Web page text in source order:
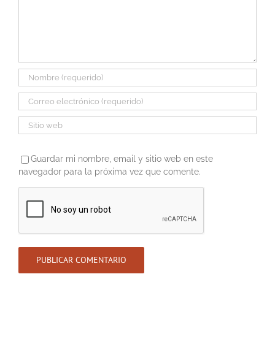
Guardar mi nombre, email y sitio web en este
navegador para la próxima vez que comente.